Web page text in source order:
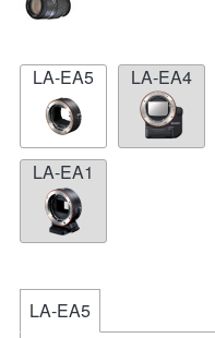
LA-EA5 LA-EA4
LA-EA1
LA-EA5